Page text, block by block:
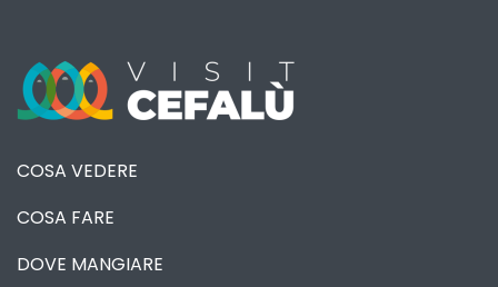
COSA VEDERE
COSA FARE
DOVE MANGIARE